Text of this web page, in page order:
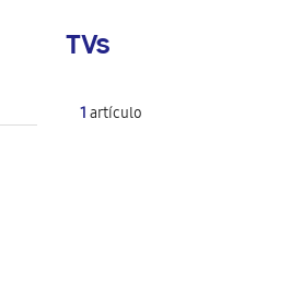
TVs
1artículo